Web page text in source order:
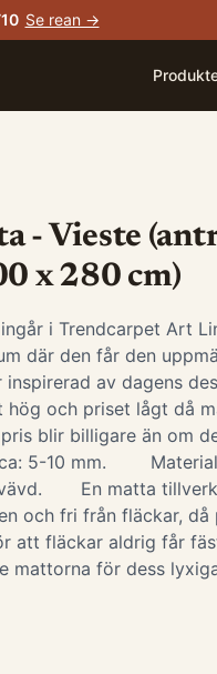
Se rean →
- Vieste
x 280 cm)
i Trendcarpet Art
där den får den
av dagens
hög och priset lågt då
blir billigare än om
5-10 mm. Material:
En matta
och fri från fläckar,
att fläckar aldrig får
mattorna för dess